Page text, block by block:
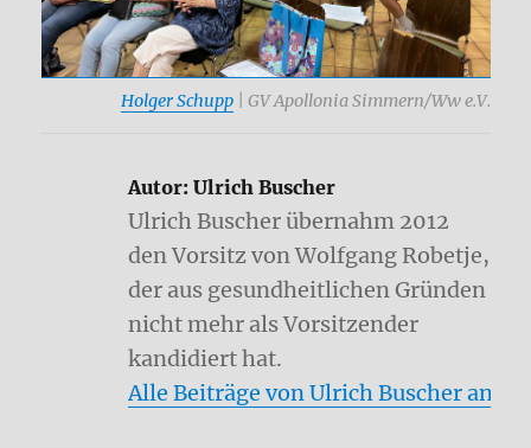
Holger Schupp| GV Apollonia Simmern/Ww e.V.
Autor:Ulrich Buscher
Ulrich Buscher übernahm 2012
den Vorsitz von Wolfgang Robetje,
der aus gesundheitlichen Gründen
nicht mehr als Vorsitzender
kandidiert hat.
Alle Beiträge von Ulrich Buscher